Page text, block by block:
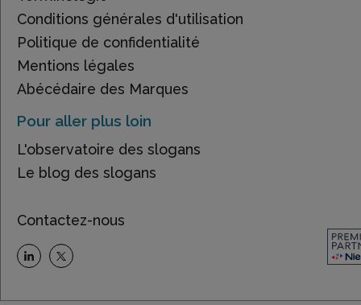
Conditions générales d'utilisation
Politique de confidentialité
Mentions légales
Abécédaire des Marques
Pour aller plus loin
L'observatoire des slogans
Le blog des slogans
Contactez-nous